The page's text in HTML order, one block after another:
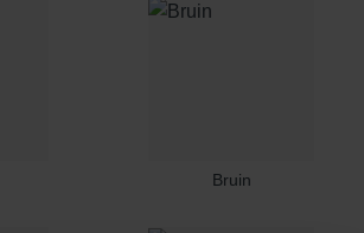
Bruin